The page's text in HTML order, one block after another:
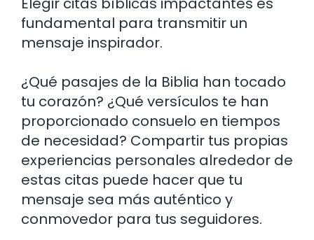
fundamental para transmitir un
mensaje inspirador.
¿Qué pasajes de la Biblia han tocado
tu corazón? ¿Qué versículos te han
proporcionado consuelo en tiempos
de necesidad? Compartir tus propias
experiencias personales alrededor de
estas citas puede hacer que tu
mensaje sea más auténtico y
conmovedor para tus seguidores.